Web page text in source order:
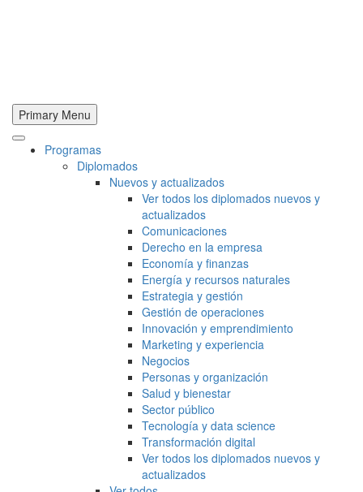
Primary Menu
Programas
Diplomados
Nuevos y actualizados
Ver todos los diplomados nuevos y
actualizados
Comunicaciones
Derecho en la empresa
Economía y finanzas
Energía y recursos naturales
Estrategia y gestión
Gestión de operaciones
Innovación y emprendimiento
Marketing y experiencia
Negocios
Personas y organización
Salud y bienestar
Sector público
Tecnología y data science
Transformación digital
Ver todos los diplomados nuevos y
actualizados